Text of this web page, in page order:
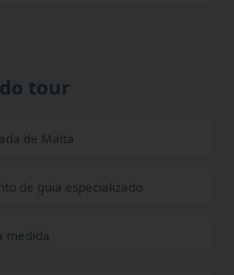
tour
de Malta
de guia especializado
medida